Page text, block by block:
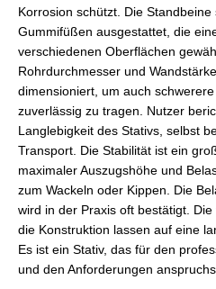
Korrosion schützt. Die
Gummifüßen ausgestattet, die
verschiedenen Oberflächen
Rohrdurchmesser und
dimensioniert, um auch
zuverlässig zu tragen. Nutzer
Langlebigkeit des Stativs, selbst
Transport. Die Stabilität ist ein
maximaler Auszugshöhe und
zum Wackeln oder Kippen. Die
wird in der Praxis oft bestätigt.
die Konstruktion lassen auf eine
Es ist ein Stativ, das für den
und den Anforderungen